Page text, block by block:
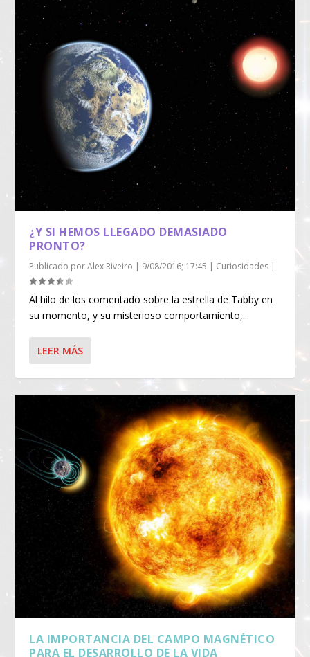
¿Y SI HEMOS LLEGADO DEMASIADO
PRONTO?
Publicado porAlex Riveiro 9/08/2016; 17:45 Curiosidades
Al hilo de los comentado sobre la estrella de Tabby en
su momento, y su misterioso comportamiento,...
LEER MÁS
LA IMPORTANCIA DEL CAMPO MAGNÉTICO
PARA EL DESARROLLO DE LA VIDA